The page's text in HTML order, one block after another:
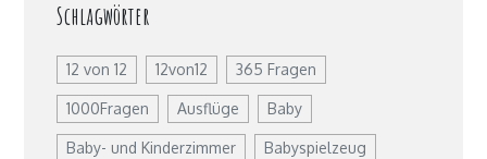
Schlagwörter
12 von 12 12von12 365 Fragen
1000Fragen Ausflüge Baby
Baby- und Kinderzimmer Babyspielzeug